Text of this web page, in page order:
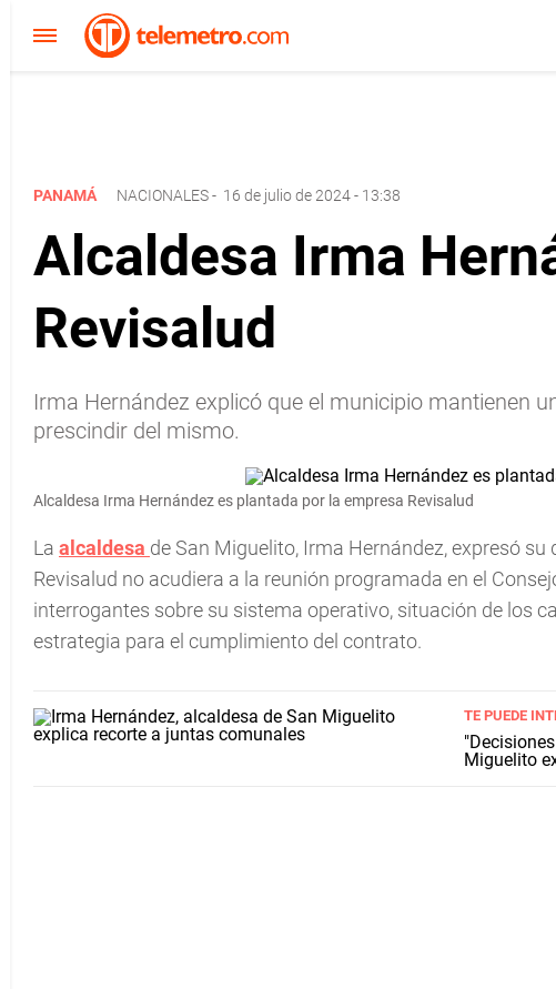
PANAMÁ NACIONALES- 16 de julio de 2024 - 13:38
Alcaldesa Irma
Revisalud
Irma Hernández explicó que el municipio mantienen
prescindir del mismo.
Alcaldesa Irma Hernández es plantada por la empresa Revisalud
La alcaldesa de San Miguelito, Irma Hernández, expresó
Revisalud no acudiera a la reunión programada en el
interrogantes sobre su sistema operativo, situación de los
estrategia para el cumplimiento del contrato.
TE PUEDE
Miguelito